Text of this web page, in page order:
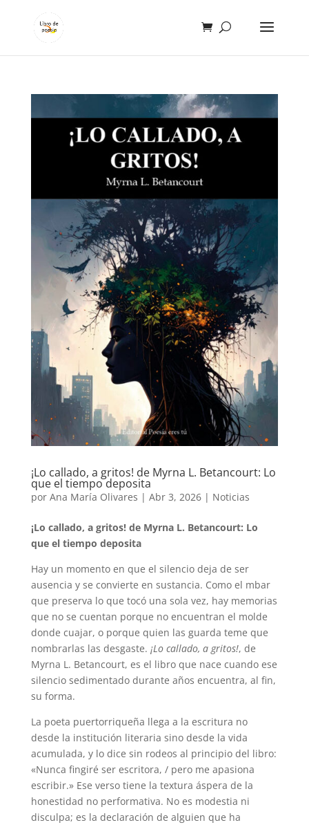
¡Lo callado, a gritos! de Myrna L. Betancourt: Lo
que el tiempo deposita
por Ana María Olivares | Abr 3, 2026| Noticias
¡Lo callado, a gritos! de Myrna L. Betancourt: Lo
que el tiempo deposita
Hay un momento en que el silencio deja de ser
ausencia y se convierte en sustancia. Como el mbar
que preserva lo que tocó una sola vez, hay memorias
que no se cuentan porque no encuentran el molde
donde cuajar, o porque quien las guarda teme que
nombrarlas las desgaste. ¡Lo callado, a gritos!, de
Myrna L. Betancourt, es el libro que nace cuando ese
silencio sedimentado durante años encuentra, al fin,
su forma.
La poeta puertorriqueña llega a la escritura no
desde la institución literaria sino desde la vida
acumulada, y lo dice sin rodeos al principio del libro:
«Nunca fingiré ser escritora, / pero me apasiona
escribir.» Ese verso tiene la textura áspera de la
honestidad no performativa. No es modestia ni
disculpa; es la declaración de alguien que ha